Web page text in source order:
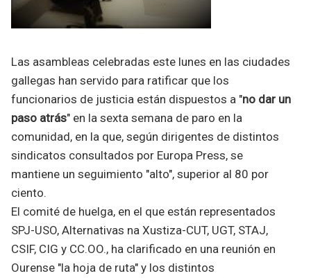
Las asambleas celebradas este lunes en las ciudades
gallegas han servido para ratificar que los
funcionarios de justicia están dispuestos a "no dar un
paso atrás" en la sexta semana de paro en la
comunidad, en la que, según dirigentes de distintos
sindicatos consultados por Europa Press, se
mantiene un seguimiento "alto", superior al 80 por
ciento.
El comité de huelga, en el que están representados
SPJ-USO, Alternativas na Xustiza-CUT, UGT, STAJ,
CSIF, CIG y CC.OO., ha clarificado en una reunión en
Ourense "la hoja de ruta" y los distintos